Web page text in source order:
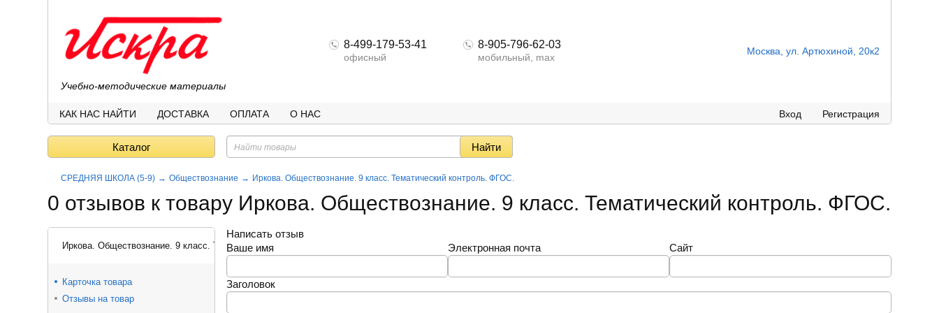
Учебно-методические материалы
8-499-179-53-41
офисный
8-905-796-62-03
мобильный, max
Москва, ул. Артюхиной, 20к2
КАК НАС НАЙТИ ДОСТАВКА ОПЛАТА О НАС Вход Регистрация
Каталог
СРЕДНЯЯ ШКОЛА (5-9) Обществознание Иркова. Обществознание. 9 класс. Тематический контроль. ФГОС.
0 отзывов к товару Иркова. Обществознание. 9 класс. Тематический контроль. ФГОС.
Иркова. Обществознание. 9 класс. Тематический контроль. ФГОС.
Карточка товара
Отзывы на товар
Написать отзыв
Ваше имя
Электронная почта Сайт
Заголовок